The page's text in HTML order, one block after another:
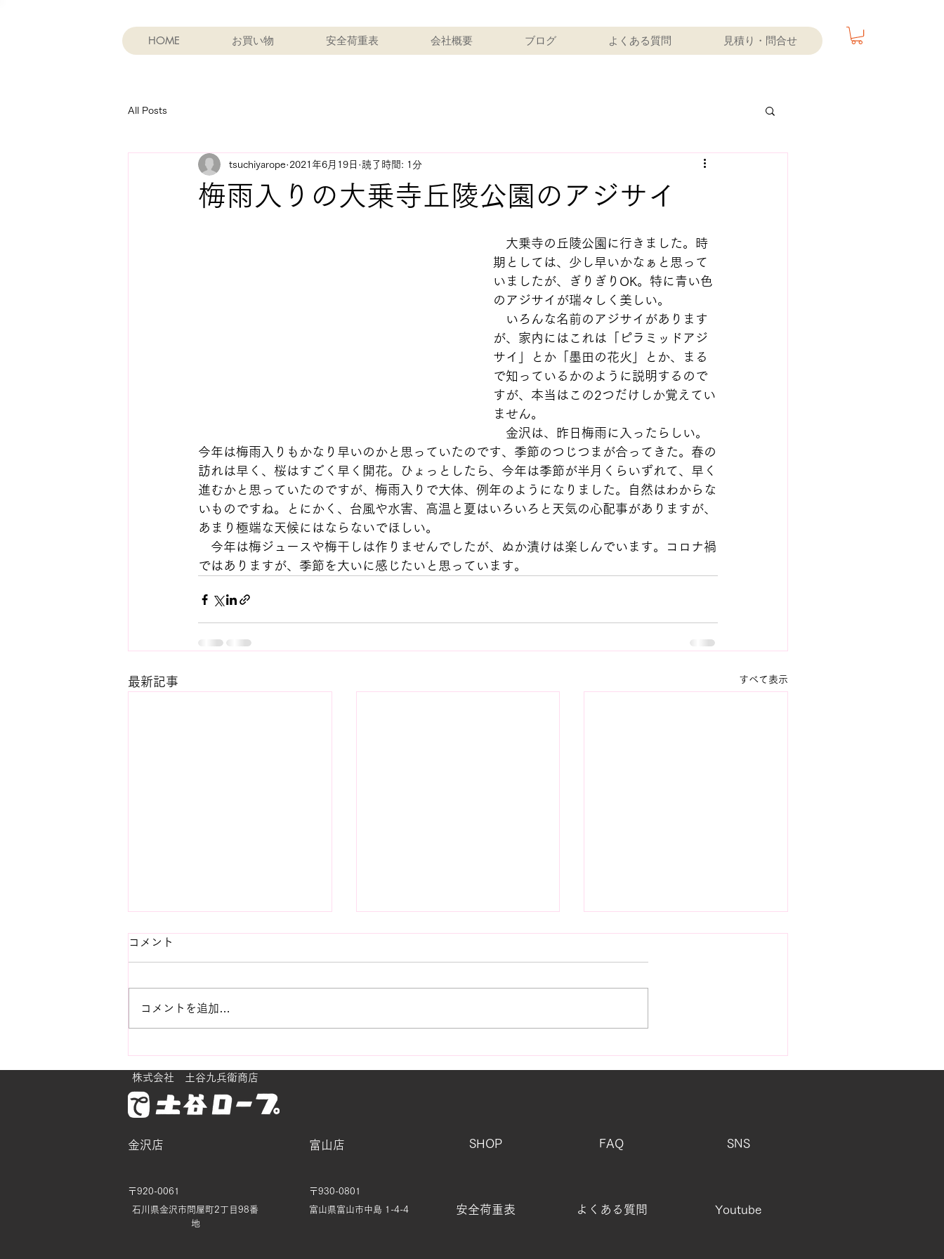
HOME お買い物 安全荷重表 会社概要 ブログ よくある質問 見積り・問合せ
All Posts
梅雨入りの大乗寺丘陵公園のアジサイ
tsuchiyarope 2021年6月19日 読了時間: 1分
大乗寺の丘陵公園に行きました。時
期としては、少し早いかなぁと思って
いましたが、ぎりぎりOK。特に青い色
のアジサイが瑞々しく美しい。
いろんな名前のアジサイがあります
が、家内にはこれは「ピラミッドアジ
サイ」とか「墨田の花火」とか、まる
で知っているかのように説明するので
すが、本当はこの2つだけしか覚えてい
ません。
金沢は、昨日梅雨に入ったらしい。
今年は梅雨入りもかなり早いのかと思っていたのです、季節のつじつまが合ってきた。春の
訪れは早く、桜はすごく早く開花。ひょっとしたら、今年は季節が半月くらいずれて、早く
進むかと思っていたのですが、梅雨入りで大体、例年のようになりました。自然はわからな
いものですね。とにかく、台風や水害、高温と夏はいろいろと天気の心配事がありますが、
あまり極端な天候にはならないでほしい。
今年は梅ジュースや梅干しは作りませんでしたが、ぬか漬けは楽しんでいます。コロナ禍
ではありますが、季節を大いに感じたいと思っています。
最新記事 すべて表示
街で見かける「白いもの」の
コメント
コメントを追加…
株式会社 土谷九兵衛商店
金沢店
〒920-0061
石川県金沢市問屋町2丁目98番
地
富山店 SHOP FAQ SNS
〒930-0801
富山県富山市中島 1-4-4
安全荷重表 よくある質問 Youtube